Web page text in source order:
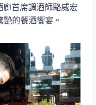
首席調酒師駱威宏
的餐酒饗宴。